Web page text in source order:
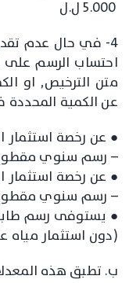
4- في حال عدم
احتساب الرسم
متن الترخيص, او
عن الكمية المحددة
● عن رخصة استثمار
– رسم سنوي مقطوع:
● عن رخصة استثمار
– رسم سنوي مقطوع:
● يستوفى رسم
(دون استثمار مياه
ب. تطبق هذه المعدلات